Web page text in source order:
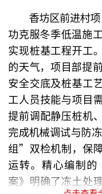
香坊区前进村
功克服冬季低温施
实现桩基工程开工
的天气，项目部提
安全交底及桩基工
工人员技能与项目
提前调配静压桩机
完成机械调试与防
组”双检机制，保
运转。精心编制
案》明确了冻土处